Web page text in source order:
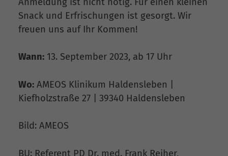
Snack und Erfrischungen ist gesorgt. Wir
freuen uns auf Ihr Kommen!
Wann: 13. September 2023, ab 17 Uhr
Wo: AMEOS Klinikum Haldensleben |
Kiefholzstraße 27 | 39340 Haldensleben
Bild: AMEOS
BU: Referent PD Dr. med. Frank Reiher,